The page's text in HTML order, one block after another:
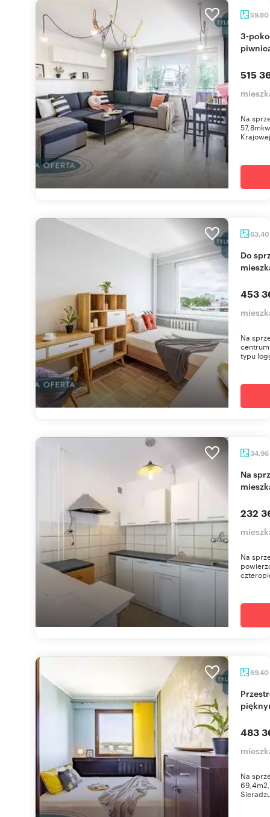
59,80
3-pokojowe mieszkanie po remoncie, balkon,
515
Na
63,40
Do sprzedania przestronne 3-pokojowe
453
Na
typu
34,96
Na sprzedaż funkcjonalne 2-pokojowe
232
Na
69,40
Przestronne 3-pokojowe mieszkanie z loggią i
483
Na